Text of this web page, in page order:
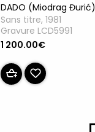
DADO (Miodrag Đurić)
Sans titre, 1981
Gravure LCD5991
1 200.00€